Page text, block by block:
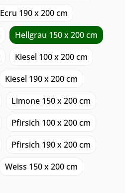
Ecru 190 x 200 cm
Hellgrau 150 x 200 cm
Kiesel 100 x 200 cm
Kiesel 190 x 200 cm
Limone 150 x 200 cm
Pfirsich 100 x 200 cm
Pfirsich 190 x 200 cm
Weiss 150 x 200 cm